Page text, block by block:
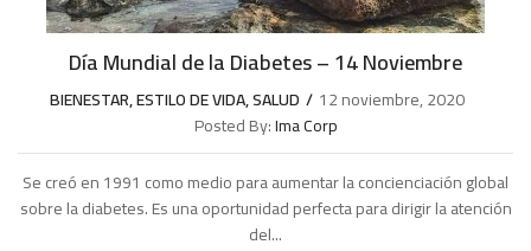
Día Mundial de la Diabetes – 14 Noviembre
BIENESTAR,ESTILO DE VIDA,SALUD
12 noviembre, 2020
Posted By:Ima Corp
Se creó en 1991 como medio para aumentar la concienciación global
sobre la diabetes. Es una oportunidad perfecta para dirigir la atención
del...